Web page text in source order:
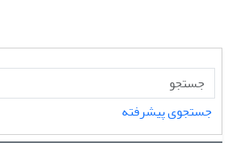
جستجوی پیشرفته